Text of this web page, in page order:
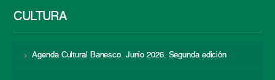
CULTURA
Agenda Cultural Banesco. Junio 2026. Segunda edición